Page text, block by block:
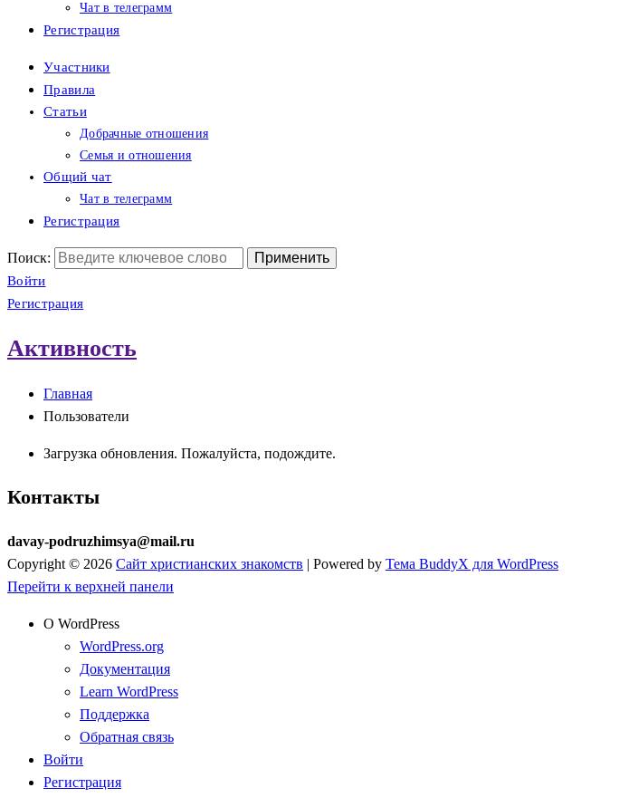
Чат в телеграмм
Регистрация
Участники
Правила
Статьи
Добрачные отношения
Семья и отношения
Общий чат
Чат в телеграмм
Регистрация
Поиск:
Войти
Регистрация
Активность
Главная
Пользователи
Загрузка обновления. Пожалуйста, подождите.
Контакты
davay-podruzhimsya@mail.ru
Copyright © 2026 Сайт христианских знакомств | Powered by Тема BuddyX для WordPress
Перейти к верхней панели
О WordPress
WordPress.org
Документация
Learn WordPress
Поддержка
Обратная связь
Войти
Регистрация